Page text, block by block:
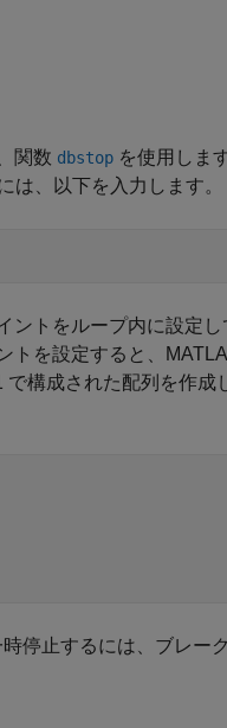
関数 dbstop を使用しま
は、以下を入力します。
トをループ内に設定
を設定すると、
構成された配列を作成
停止するには、ブレー